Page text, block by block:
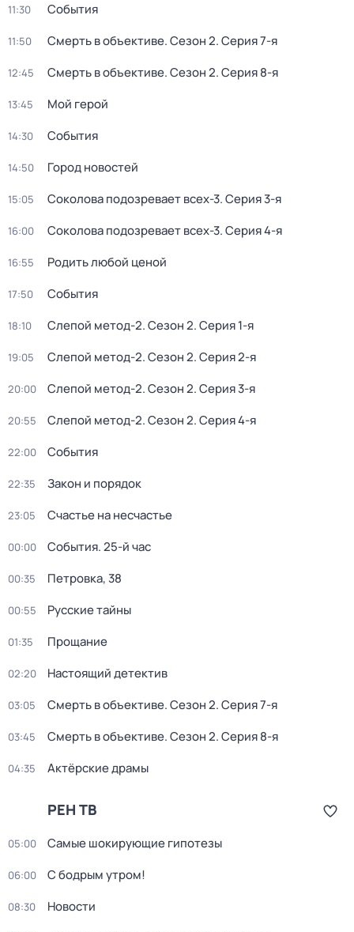
11:30 События
11:50 Смерть в объективе. Сезон 2. Серия 7-я
12:45 Смерть в объективе. Сезон 2. Серия 8-я
13:45 Мой герой
14:30 События
14:50 Город новостей
15:05 Соколова подозревает всех-3. Серия 3-я
16:00 Соколова подозревает всех-3. Серия 4-я
16:55 Родить любой ценой
17:50 События
18:10 Слепой метод-2. Сезон 2. Серия 1-я
19:05 Слепой метод-2. Сезон 2. Серия 2-я
20:00 Слепой метод-2. Сезон 2. Серия 3-я
20:55 Слепой метод-2. Сезон 2. Серия 4-я
22:00 События
22:35 Закон и порядок
23:05 Счастье на несчастье
00:00 События. 25-й час
00:35 Петровка, 38
00:55 Русские тайны
01:35 Прощание
02:20 Настоящий детектив
03:05 Смерть в объективе. Сезон 2. Серия 7-я
03:45 Смерть в объективе. Сезон 2. Серия 8-я
04:35 Актёрские драмы
РЕН ТВ
05:00 Самые шoкиpующие гипотезы
06:00 С бодрым утром!
08:30 Новости